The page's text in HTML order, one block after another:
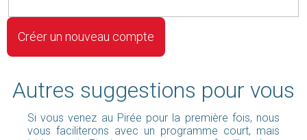
Autres suggestions pour vous
Si vous venez au Pirée pour la première fois, nous
vous faciliterons avec un programme court, mais